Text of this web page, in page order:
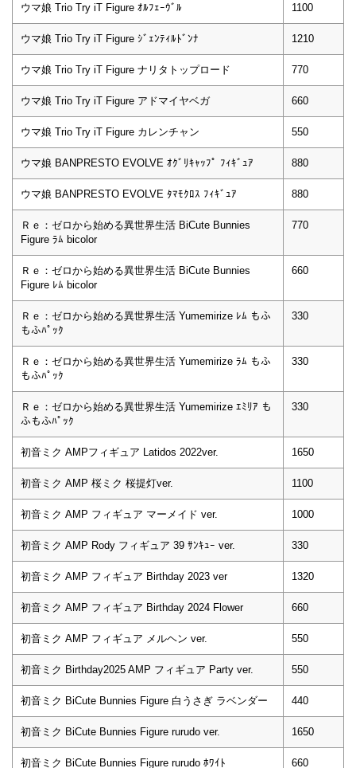
ウマ娘 Trio Try iT Figure ｵﾙﾌｪｰｳﾞﾙ 1100
ウマ娘 Trio Try iT Figure ｼﾞｪﾝﾃｨﾙﾄﾞﾝﾅ 1210
ウマ娘 Trio Try iT Figure ナリタトップロード 770
ウマ娘 Trio Try iT Figure アドマイヤベガ 660
ウマ娘 Trio Try iT Figure カレンチャン 550
ウマ娘 BANPRESTO EVOLVE ｵｸﾞﾘｷｬｯﾌﾟ ﾌｨｷﾞｭｱ 880
ウマ娘 BANPRESTO EVOLVE ﾀﾏﾓｸﾛｽ ﾌｨｷﾞｭｱ 880
Ｒｅ：ゼロから始める異世界生活 BiCute Bunnies
Figure ﾗﾑ bicolor
770
Ｒｅ：ゼロから始める異世界生活 BiCute Bunnies
Figure ﾚﾑ bicolor
660
Ｒｅ：ゼロから始める異世界生活 Yumemirize ﾚﾑ もふ
もふﾊﾟｯｸ
330
Ｒｅ：ゼロから始める異世界生活 Yumemirize ﾗﾑ もふ
もふﾊﾟｯｸ
330
Ｒｅ：ゼロから始める異世界生活 Yumemirize ｴﾐﾘｱ も
ふもふﾊﾟｯｸ
330
初音ミク AMPフィギュア Latidos 2022ver. 1650
初音ミク AMP 桜ミク 桜提灯ver. 1100
初音ミク AMP フィギュア マーメイド ver. 1000
初音ミク AMP Rody フィギュア 39 ｻﾝｷｭｰ ver. 330
初音ミク AMP フィギュア Birthday 2023 ver 1320
初音ミク AMP フィギュア Birthday 2024 Flower 660
初音ミク AMP フィギュア メルヘン ver. 550
初音ミク Birthday2025 AMP フィギュア Party ver. 550
初音ミク BiCute Bunnies Figure 白うさぎ ラベンダー 440
初音ミク BiCute Bunnies Figure rurudo ver. 1650
初音ミク BiCute Bunnies Figure rurudo ﾎﾜｲﾄ 660